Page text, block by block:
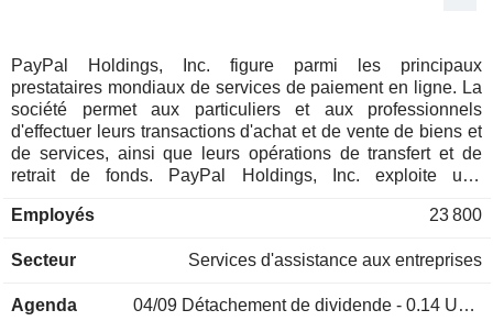
PayPal Holdings, Inc. figure parmi les principaux
prestataires mondiaux de services de paiement en ligne. La
société permet aux particuliers et aux professionnels
d'effectuer leurs transactions d'achat et de vente de biens et
de services, ainsi que leurs opérations de transfert et de
retrait de fonds. PayPal Holdings, Inc. exploite une
PayPal, PayPal Credit, Venmo et Braintree) destinées à
dispositifs mobiles, et par le biais de magasins. Le CA par
transactions (89,8%) ; - revenus issus des prestations de
Employés 23 800
Secteur Services d'assistance aux entreprises
Agenda 04/09 Détachement de dividende - 0.14 USD